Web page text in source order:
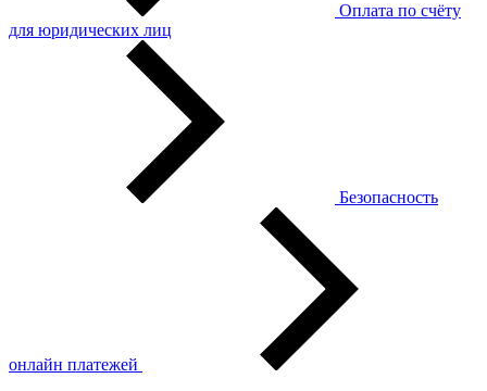
Оплата по счёту
для юридических лиц
Безопасность
онлайн платежей